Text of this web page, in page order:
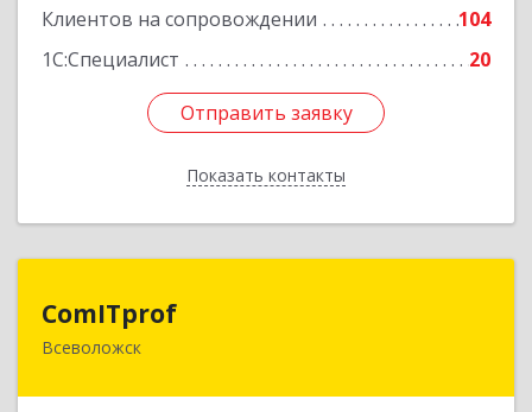
Клиентов на сопровождении
104
1С:Специалист
20
Отправить заявку
Показать контакты
Отправить заявку
Назад
ComITprof
Всеволожск
188643, Ленинградская обл, Всеволожский р-н,